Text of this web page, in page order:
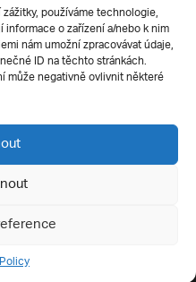
používáme technologie,
o zařízení a/nebo k nim
nám umožní zpracovávat údaje,
ID na těchto stránkách.
může negativně ovlivnit některé
řízení
kurzy